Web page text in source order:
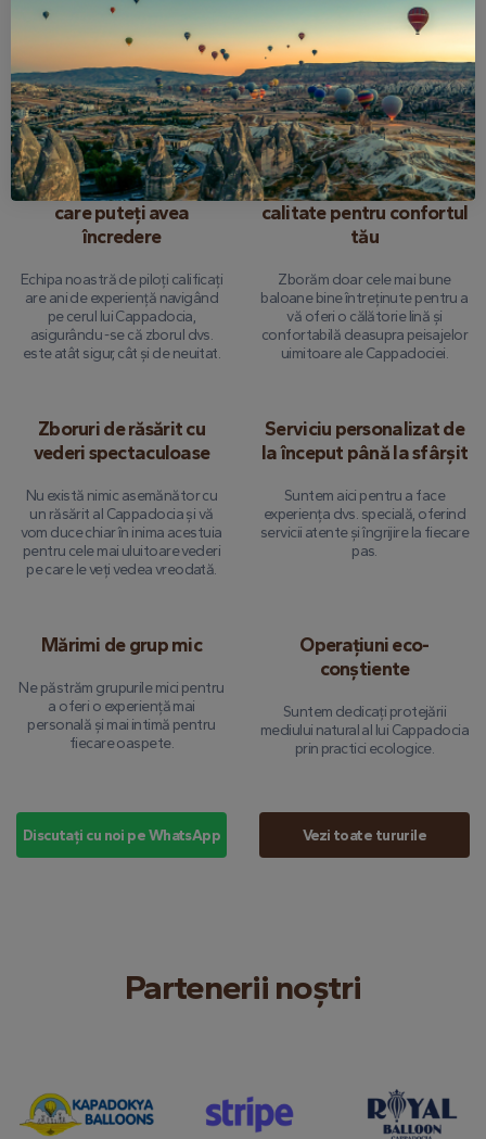
banilor de 24 de ore
Oferim liniște sufletească cu o
opțiune de rambursare completă
dacă trebuie să anulați până la
24 de ore înainte de tur.
cuprinzătoare
Fiecare zbor este complet
asigurat, astfel încât să vă puteți
concentra pe a vă bucura de
experiență fără griji.
Piloți experimentați în
care puteți avea
încredere
Echipa noastră de piloți calificați
are ani de experiență navigând
pe cerul lui Cappadocia,
asigurându -se că zborul dvs.
este atât sigur, cât și de neuitat.
Baloane de cea mai bună
calitate pentru confortul
tău
Zborăm doar cele mai bune
baloane bine întreținute pentru a
vă oferi o călătorie lină și
confortabilă deasupra peisajelor
uimitoare ale Cappadociei.
Zboruri de răsărit cu
vederi spectaculoase
Nu există nimic asemănător cu
un răsărit al Cappadocia și vă
vom duce chiar în inima acestuia
pentru cele mai uluitoare vederi
pe care le veți vedea vreodată.
Serviciu personalizat de
la început până la sfârșit
Suntem aici pentru a face
experiența dvs. specială, oferind
servicii atente și îngrijire la fiecare
pas.
Mărimi de grup mic
Ne păstrăm grupurile mici pentru
a oferi o experiență mai
personală și mai intimă pentru
fiecare oaspete.
Operațiuni eco-
conștiente
Suntem dedicați protejării
mediului natural al lui Cappadocia
prin practici ecologice.
Discutați cu noi pe WhatsApp Vezi toate tururile
Partenerii noștri